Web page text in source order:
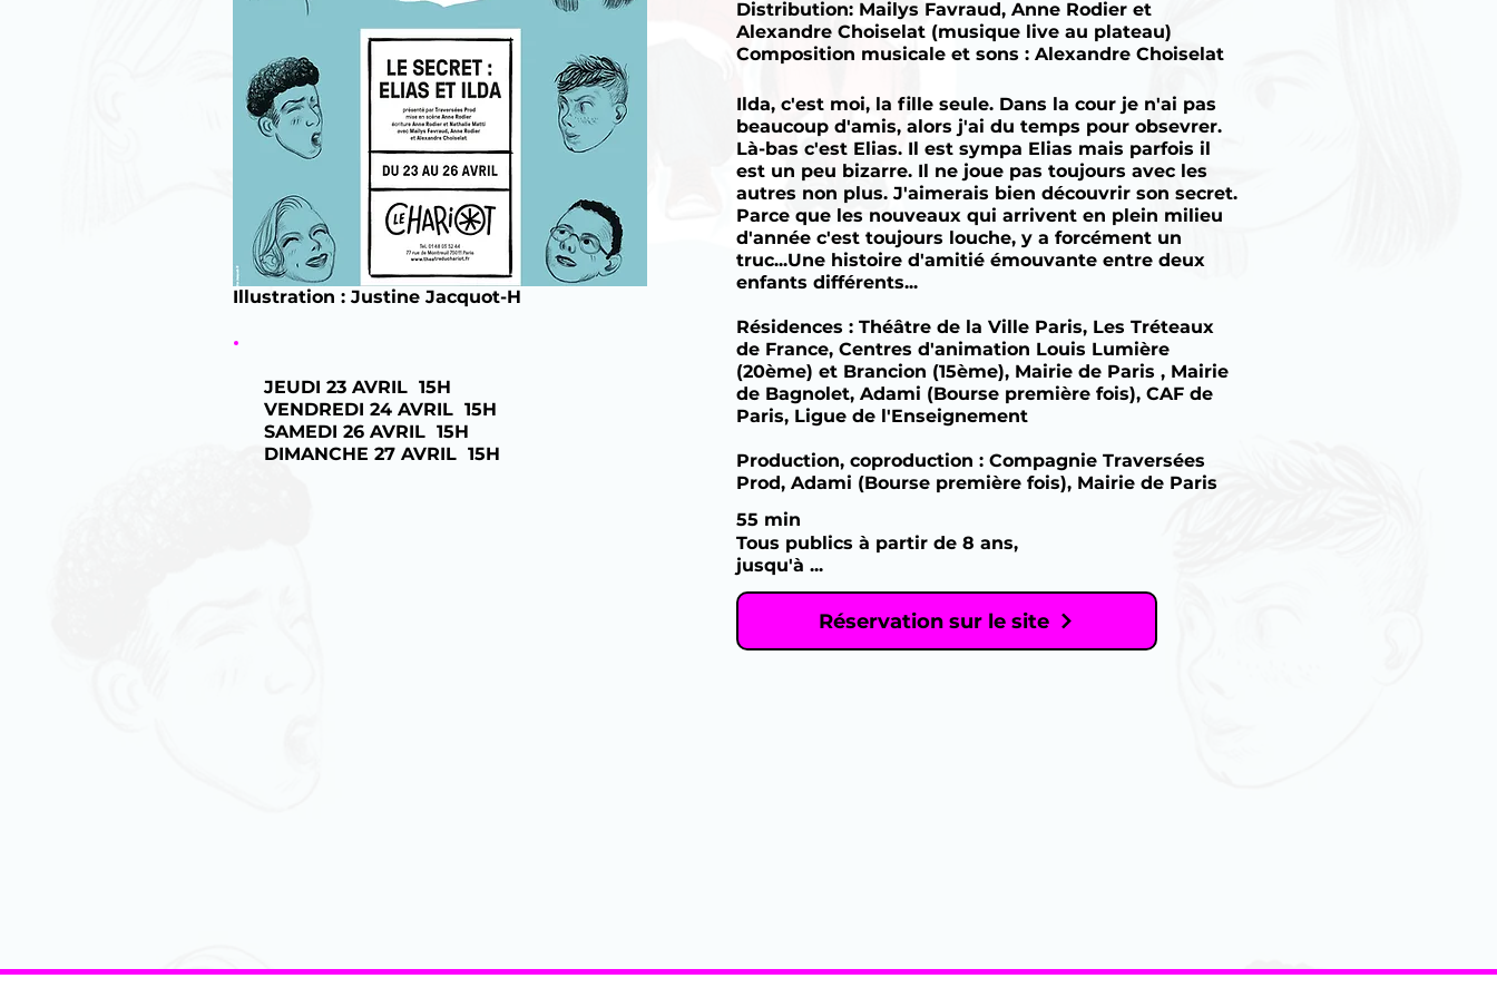
Illustration : Justine Jacquot-H
JEUDI 23 AVRIL 15H
VENDREDI 24 AVRIL 15H
SAMEDI 26 AVRIL 15H
DIMANCHE 27 AVRIL 15H
Distribution: Mailys Favraud, Anne Rodier et
Alexandre Choiselat (musique live au plateau)
Composition musicale et sons : Alexandre Choiselat
Ilda, c'est moi, la fille seule. Dans la cour je n'ai pas
beaucoup d'amis, alors j'ai du temps pour obsevrer.
Là-bas c'est Elias. Il est sympa Elias mais parfois il
est un peu bizarre. Il ne joue pas toujours avec les
autres non plus. J'aimerais bien découvrir son secret.
Parce que les nouveaux qui arrivent en plein milieu
d'année c'est toujours louche, y a forcément un
truc...Une histoire d'amitié émouvante entre deux
enfants différents...
Résidences : Théâtre de la Ville Paris, Les Tréteaux
de France, Centres d'animation Louis Lumière
(20ème) et Brancion (15ème), Mairie de Paris , Mairie
de Bagnolet, Adami (Bourse première fois), CAF de
Paris, Ligue de l'Enseignement
Production, coproduction : Compagnie Traversées
Prod, Adami (Bourse première fois), Mairie de Paris
55 min
Tous publics à partir de 8 ans,
jusqu'à ...
Réservation sur le site